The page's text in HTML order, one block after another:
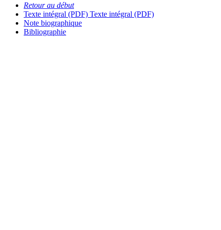
Retour au début
Texte intégral (PDF) Texte intégral (PDF)
Note biographique
Bibliographie